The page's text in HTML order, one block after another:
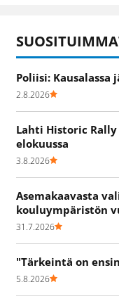
Poliisi:
2.8.2026
Lahti Historic
elokuussa
3.8.2026
Asemakaavasta
kouluympäristön
31.7.2026
"Tärkeintä on
5.8.2026